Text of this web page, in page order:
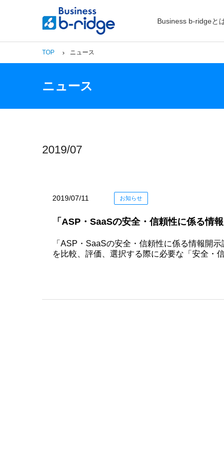
Business b-ridgeと
TOP ニュース
ニュース
2019/07
2019/07/11 お知らせ
「ASP・SaaSの安全・信頼性に係る情
「ASP・SaaSの安全・信頼性に係る情報開
を比較、評価、選択する際に必要な「安全